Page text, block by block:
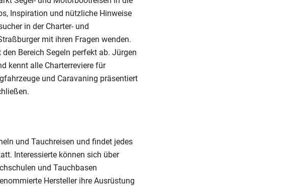
Inspiration und nützliche Hinweise
in der Charter- und
mit ihren Fragen wenden.
Bereich Segeln perfekt ab. Jürgen
kennt alle Charterreviere für
und Caravaning präsentiert
und Tauchreisen und findet jedes
Interessierte können sich über
und Tauchbasen
Hersteller ihre Ausrüstung